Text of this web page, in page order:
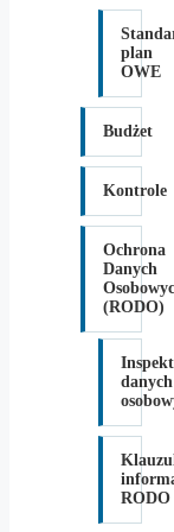
plan
OWE
Budżet
Kontrole
Ochrona
Danych
(RODO)
danych
RODO